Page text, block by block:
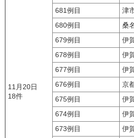
11月20日
18件
681例目
津
680例目
桑
679例目
伊
678例目
伊
677例目
伊
676例目
京
675例目
伊
674例目
伊
673例目
伊